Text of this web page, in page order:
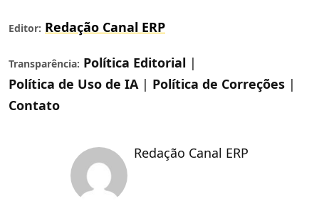
Editor: Redação Canal ERP
Transparência: Política Editorial |
Política de Uso de IA| Política de Correções |
Contato
Redação Canal ERP